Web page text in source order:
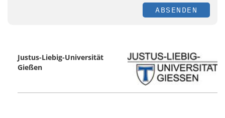
ABSENDEN
Justus-Liebig-Universität
Gießen